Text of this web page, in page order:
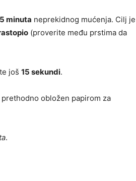
minuta neprekidnog mućenja. Cilj je
(proverite među prstima da
još 15 sekundi.
prethodno obložen papirom za
.